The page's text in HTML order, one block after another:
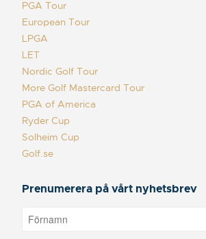
PGA Tour
European Tour
LPGA
LET
Nordic Golf Tour
More Golf Mastercard Tour
PGA of America
Ryder Cup
Solheim Cup
Golf.se
Prenumerera på vårt nyhetsbrev